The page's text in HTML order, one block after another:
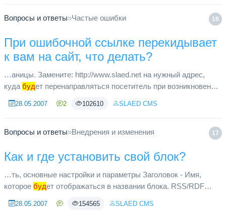
16
Вопросы и ответы»Частые ошибки
При ошибочной ссылке перекидывает
к вам на сайт, что делать?
…аницы. Замените: http://www.slaed.net на нужный адрес,
куда будет перенаправляться посетитель при возникновении
28.05.2007 2 102610 SLAED CMS
17
Вопросы и ответы»Внедрения и изменения
Как и где установить свой блок?
…ть, основные настройки и параметры Заголовок - Имя,
которое будет отображаться в названии блока. RSS/RDF
случае оставить ...
28.05.2007 154565 SLAED CMS